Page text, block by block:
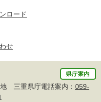
ロード
せ
三重県庁電話案内： 059-